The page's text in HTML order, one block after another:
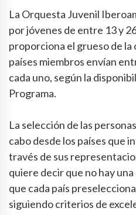
La Orquesta Juvenil
por jóvenes de entre 13 y
proporciona el grueso de
países miembros envían
cada uno, según la
Programa.
La selección de las
cabo desde los países que
través de sus
quiere decir que no hay
que cada país
siguiendo criterios de